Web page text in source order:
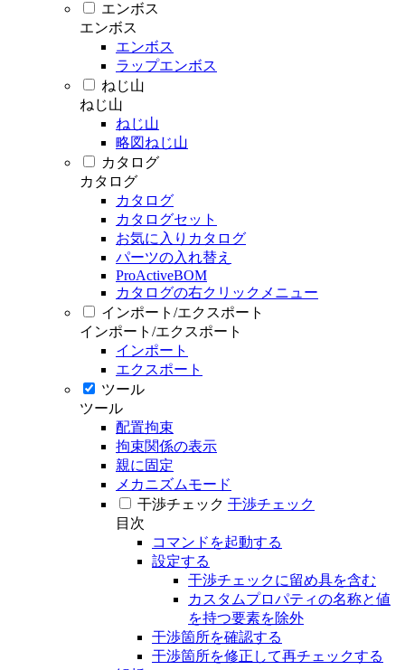
エンボス
エンボス
エンボス
ラップエンボス
ねじ山
ねじ山
ねじ山
略図ねじ山
カタログ
カタログ
カタログ
カタログセット
お気に入りカタログ
パーツの入れ替え
ProActiveBOM
カタログの右クリックメニュー
インポート/エクスポート
インポート/エクスポート
インポート
エクスポート
ツール
ツール
配置拘束
拘束関係の表示
親に固定
メカニズムモード
干渉チェック 干渉チェック
目次
コマンドを起動する
設定する
干渉チェックに留め具を含む
カスタムプロパティの名称と値
を持つ要素を除外
干渉箇所を確認する
干渉箇所を修正して再チェックする